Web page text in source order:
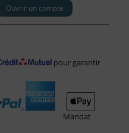
Ouvrir un compte
pour garantir
Mandat